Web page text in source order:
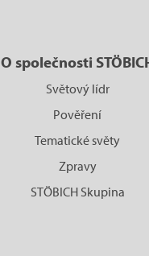
O společnosti
Světový lídr
Pověření
Tematické světy
Zpravy
STÖBICH Skupina